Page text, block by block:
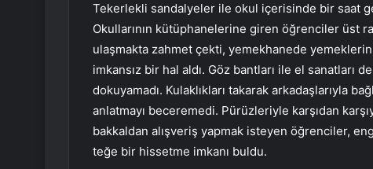
Tekerlekli sandalyeler ile okul içerisinde bir saat
Okullarının kütüphanelerine giren öğrenciler üst
ulaşmakta zahmet çekti, yemekhanede
imkansız bir hal aldı. Göz bantları ile el
dokuyamadı. Kulaklıkları takarak arkadaşlarıyla
anlatmayı beceremedi. Pürüzleriyle karşıdan
bakkaldan alışveriş yapmak isteyen öğrenciler,
teğe bir hissetme imkanı buldu.